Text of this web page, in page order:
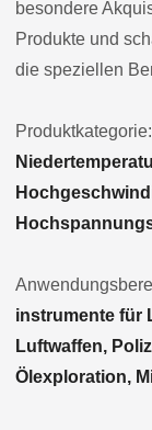
besondere
Produkte und
die speziellen
Produktkategorie:
instrumente für
Luftwaffen,
Ölexploration,